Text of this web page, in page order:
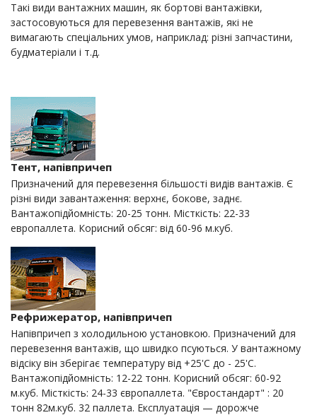
Такі види вантажних машин, як бортові вантажівки,
застосовуються для перевезення вантажів, які не
вимагають спеціальних умов, наприклад: різні запчастини,
будматеріали і т.д.
Тент, напівпричеп
Призначений для перевезення більшості видів вантажів. Є
різні види завантаження: верхнє, бокове, заднє.
Вантажопідйомність: 20-25 тонн. Місткість: 22-33
европаллета. Корисний обсяг: від 60-96 м.куб.
Рефрижератор, напівпричеп
Напівпричеп з холодильною установкою. Призначений для
перевезення вантажів, що швидко псуються. У вантажному
відсіку він зберігає температуру від +25'С до - 25'С.
Вантажопідйомність: 12-22 тонн. Корисний обсяг: 60-92
м.куб. Місткість: 24-33 європаллета. "Євростандарт" : 20
тонн 82м.куб. 32 паллета. Експлуатація — дорожче